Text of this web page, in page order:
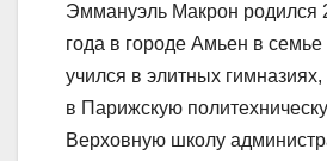
Эммануэль Макрон родился
года в городе Амьен в
учился в элитных
в Парижскую
Верховную школу